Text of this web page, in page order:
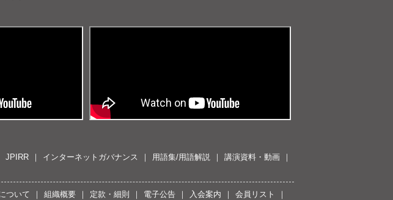
JPIRR インターネットガバナンス 用語集/用語解説
講演資料・動画
ついて 組織概要 定款・細則 電子公告 入会案内
会員リスト